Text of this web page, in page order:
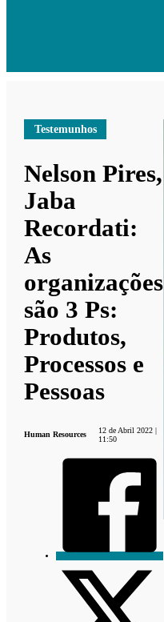
Testemunhos
Nelson Pires,
Jaba
Recordati:
As
organizações
são 3 Ps:
Produtos,
Processos e
Pessoas
Human Resources
12 de Abril 2022 |
11:50